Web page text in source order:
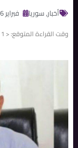
أخبار,سوريا فبراير 6, 2021
وقت القراءة المتوقع:< 1